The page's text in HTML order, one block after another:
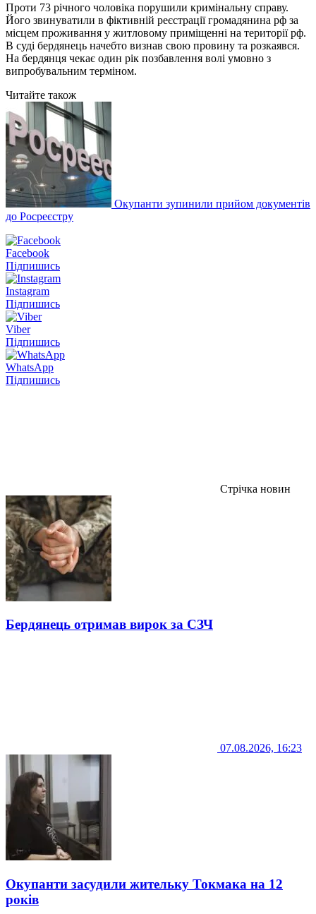
Проти 73 річного чоловіка порушили кримінальну справу.
Його звинуватили в фіктивній реєстрації громадянина рф за
місцем проживання у житловому приміщенні на території рф.
В суді бердянець начебто визнав свою провину та розкаявся.
На бердянця чекає один рік позбавлення волі умовно з
випробувальним терміном.
Читайте також
Окупанти зупинили прийом документів
до Росреєстру
Facebook
Підпишись
Instagram
Підпишись
Viber
Підпишись
WhatsApp
Підпишись
Стрічка новин
Бердянець отримав вирок за СЗЧ
07.08.2026, 16:23
Окупанти засудили жительку Токмака на 12
років